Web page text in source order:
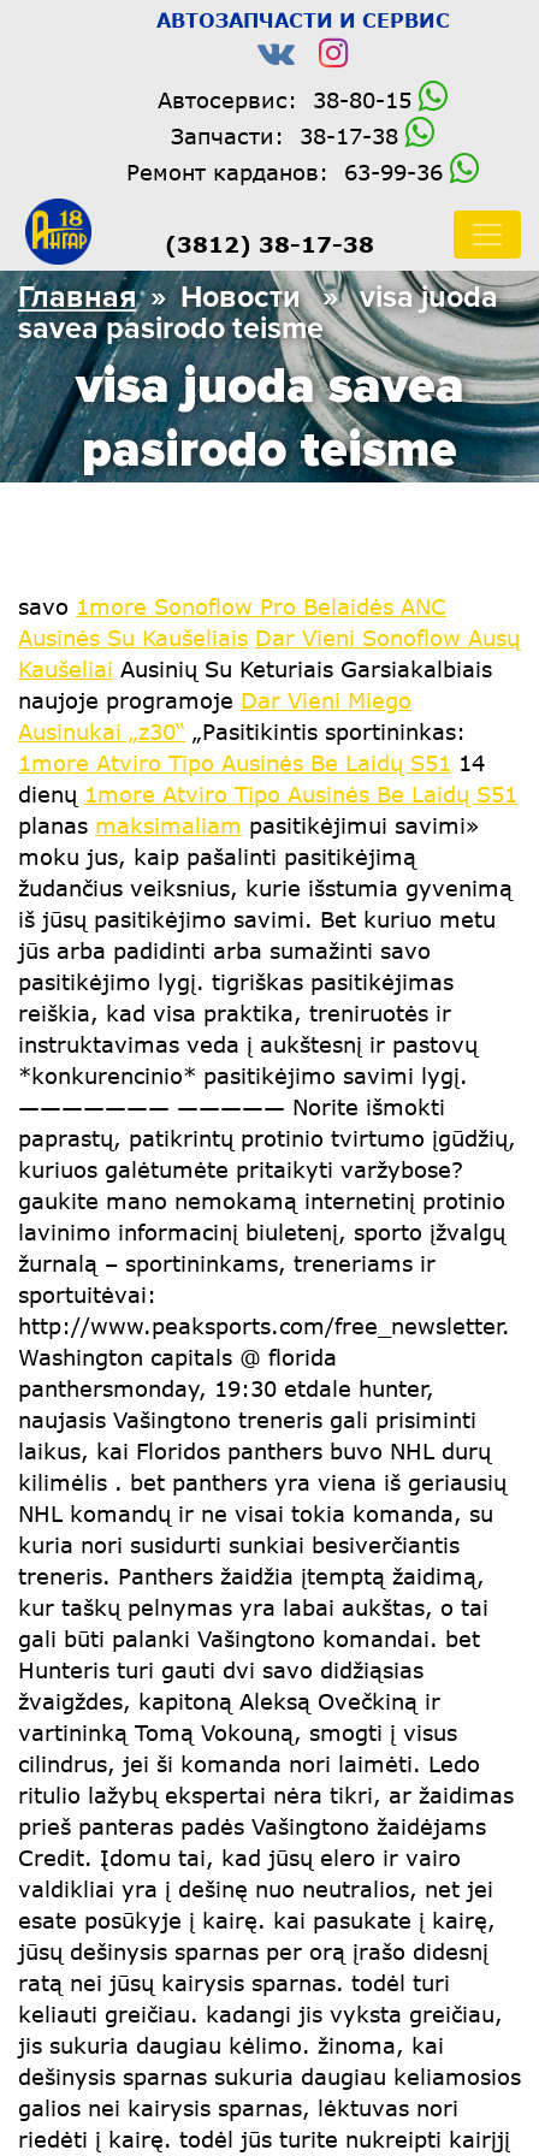
АВТОЗАПЧАСТИ И СЕРВИС
Автосервис:
38-80-15
Запчасти:
38-17-38
Ремонт карданов:
63-99-36
(3812) 38-17-38
visa juoda savea
pasirodo teisme
Главная» Новости » visa juoda
savea pasirodo teisme
savo 1more Sonoflow Pro Belaidės ANC
Ausinės Su Kaušeliais Dar Vieni Sonoflow Ausų
Kaušeliai Ausinių Su Keturiais Garsiakalbiais
naujoje programoje Dar Vieni Miego
Ausinukai „z30“ „Pasitikintis sportininkas:
1more Atviro Tipo Ausinės Be Laidų S51 14
dienų 1more Atviro Tipo Ausinės Be Laidų S51
planas maksimaliam pasitikėjimui savimi»
moku jus, kaip pašalinti pasitikėjimą
žudančius veiksnius, kurie išstumia gyvenimą
iš jūsų pasitikėjimo savimi. Bet kuriuo metu
jūs arba padidinti arba sumažinti savo
pasitikėjimo lygį. tigriškas pasitikėjimas
reiškia, kad visa praktika, treniruotės ir
instruktavimas veda į aukštesnį ir pastovų
*konkurencinio* pasitikėjimo savimi lygį.
——————— ————— Norite išmokti
paprastų, patikrintų protinio tvirtumo įgūdžių,
kuriuos galėtumėte pritaikyti varžybose?
gaukite mano nemokamą internetinį protinio
lavinimo informacinį biuletenį, sporto įžvalgų
žurnalą – sportininkams, treneriams ir
sportuitėvai:
http://www.peaksports.com/free_newsletter.
Washington capitals @ florida
panthersmonday, 19:30 etdale hunter,
naujasis Vašingtono treneris gali prisiminti
laikus, kai Floridos panthers buvo NHL durų
kilimėlis . bet panthers yra viena iš geriausių
NHL komandų ir ne visai tokia komanda, su
kuria nori susidurti sunkiai besiverčiantis
treneris. Panthers žaidžia įtemptą žaidimą,
kur taškų pelnymas yra labai aukštas, o tai
gali būti palanki Vašingtono komandai. bet
Hunteris turi gauti dvi savo didžiąsias
žvaigždes, kapitoną Aleksą Ovečkiną ir
vartininką Tomą Vokouną, smogti į visus
cilindrus, jei ši komanda nori laimėti. Ledo
ritulio lažybų ekspertai nėra tikri, ar žaidimas
prieš panteras padės Vašingtono žaidėjams
Credit. Įdomu tai, kad jūsų elero ir vairo
valdikliai yra į dešinę nuo neutralios, net jei
esate posūkyje į kairę. kai pasukate į kairę,
jūsų dešinysis sparnas per orą įrašo didesnį
ratą nei jūsų kairysis sparnas. todėl turi
keliauti greičiau. kadangi jis vyksta greičiau,
jis sukuria daugiau kėlimo. žinoma, kai
dešinysis sparnas sukuria daugiau keliamosios
galios nei kairysis sparnas, lėktuvas nori
riedėti į kairę. todėl jūs turite nukreipti kairįjį